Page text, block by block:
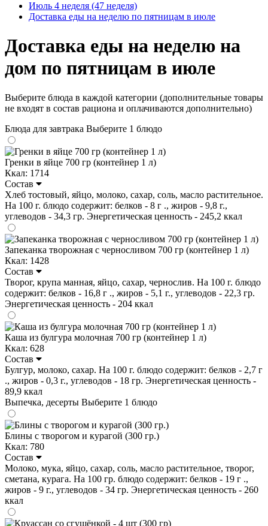
Июль 4 неделя (47 неделя)
Доставка еды на неделю по пятницам в июле
Доставка еды на неделю на
дом по пятницам в июле
Выберите блюда в каждой категории (дополнительные товары
не входят в состав рациона и оплачиваются дополнительно)
Блюда для завтрака Выберите 1 блюдо
Гренки в яйце 700 гр (контейнер 1 л)
Ккал: 1714
Состав
Хлеб тостовый, яйцо, молоко, сахар, соль, масло растительное.
На 100 г. блюдо содержит: белков - 8 г ., жиров - 9,8 г.,
углеводов - 34,3 гр. Энергетическая ценность - 245,2 ккал
Запеканка творожная с черносливом 700 гр (контейнер 1 л)
Ккал: 1428
Состав
Творог, крупа манная, яйцо, сахар, чернослив. На 100 г. блюдо
содержит: белков - 16,8 г ., жиров - 5,1 г., углеводов - 22,3 гр.
Энергетическая ценность - 204 ккал
Каша из булгура молочная 700 гр (контейнер 1 л)
Ккал: 628
Состав
Булгур, молоко, сахар. На 100 г. блюдо содержит: белков - 2,7 г
., жиров - 0,3 г., углеводов - 18 гр. Энергетическая ценность -
89,9 ккал
Выпечка, десерты Выберите 1 блюдо
Блины с творогом и курагой (300 гр.)
Ккал: 780
Состав
Молоко, мука, яйцо, сахар, соль, масло растительное, творог,
сметана, курага. На 100 гр. блюдо содержит: белков - 19 г .,
жиров - 9 г., углеводов - 34 гр. Энергетическая ценность - 260
ккал